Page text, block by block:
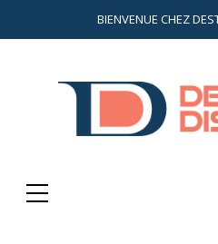
BIENVENUE CHEZ